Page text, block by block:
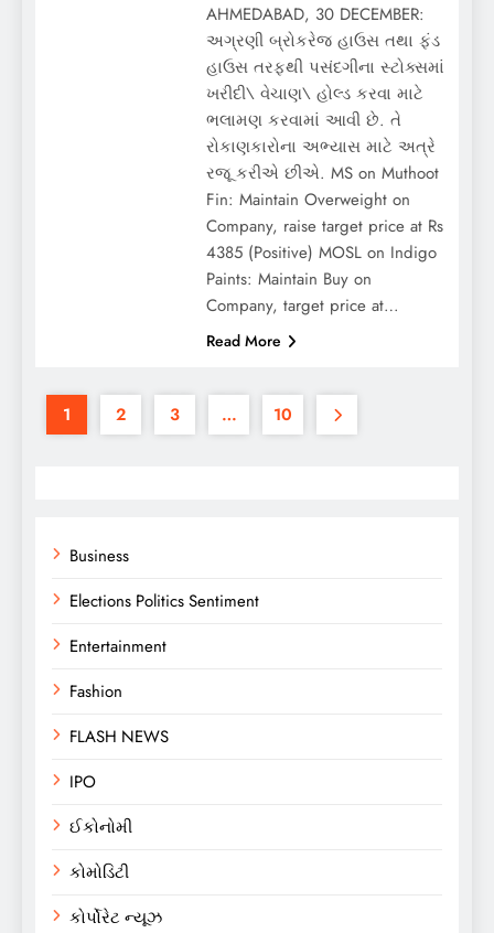
Business
Elections Politics Sentiment
Entertainment
Fashion
FLASH NEWS
IPO
ઈકોનોમી
કોમોડિટી
કોર્પોરેટ ન્યૂઝ
AHMEDABAD, 30 DECEMBER:
અગ્રણી બ્રોકરેજ હાઉસ તથા ફંડ
હાઉસ તરફથી પસંદગીના સ્ટોક્સમાં
ખરીદી\ વેચાણ\ હોલ્ડ કરવા માટે
ભલામણ કરવામાં આવી છે. તે
રોકાણકારોના અભ્યાસ માટે અત્રે
રજૂ કરીએ છીએ. MS on Muthoot
Fin: Maintain Overweight on
Company, raise target price at Rs
4385 (Positive) MOSL on Indigo
Paints: Maintain Buy on
Company, target price at…
Read More
1 2 3 … 10